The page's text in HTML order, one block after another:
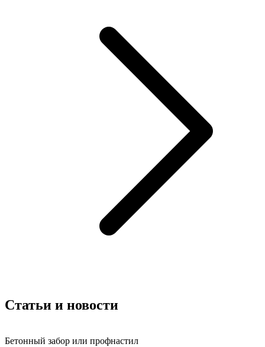
Статьи и новости
Бетонный забор или профнастил